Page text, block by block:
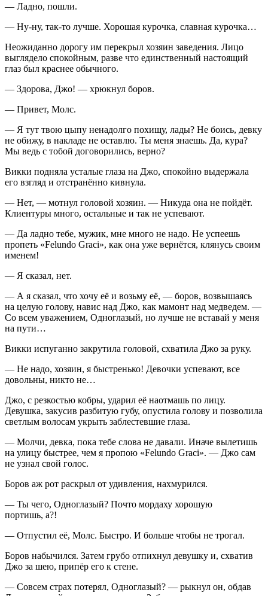
— Ладно, пошли.
— Ну-ну, так-то лучше. Хорошая курочка, славная курочка…
Неожиданно дорогу им перекрыл хозяин заведения. Лицо
выглядело спокойным, разве что единственный настоящий
глаз был краснее обычного.
— Здорова, Джо! — хрюкнул боров.
— Привет, Молс.
— Я тут твою цыпу ненадолго похищу, лады? Не боись, девку
не обижу, в накладе не оставлю. Ты меня знаешь. Да, кура?
Мы ведь с тобой договорились, верно?
Викки подняла усталые глаза на Джо, спокойно выдержала
его взгляд и отстранённо кивнула.
— Нет, — мотнул головой хозяин. — Никуда она не пойдёт.
Клиентуры много, остальные и так не успевают.
— Да ладно тебе, мужик, мне много не надо. Не успеешь
пропеть «Felundo Graci», как она уже вернётся, клянусь своим
именем!
— Я сказал, нет.
— А я сказал, что хочу её и возьму её, — боров, возвышаясь
на целую голову, навис над Джо, как мамонт над медведем. —
Со всем уважением, Одноглазый, но лучше не вставай у меня
на пути…
Викки испуганно закрутила головой, схватила Джо за руку.
— Не надо, хозяин, я быстренько! Девочки успевают, все
довольны, никто не…
Джо, с резкостью кобры, ударил её наотмашь по лицу.
Девушка, закусив разбитую губу, опустила голову и позволила
светлым волосам укрыть заблестевшие глаза.
— Молчи, девка, пока тебе слова не давали. Иначе вылетишь
на улицу быстрее, чем я пропою «Felundo Graci». — Джо сам
не узнал свой голос.
Боров аж рот раскрыл от удивления, нахмурился.
— Ты чего, Одноглазый? Почто мордаху хорошую
портишь, а?!
— Отпустил её, Молс. Быстро. И больше чтобы не трогал.
Боров набычился. Затем грубо отпихнул девушку и, схватив
Джо за шею, припёр его к стене.
— Совсем страх потерял, Одноглазый? — рыкнул он, обдав